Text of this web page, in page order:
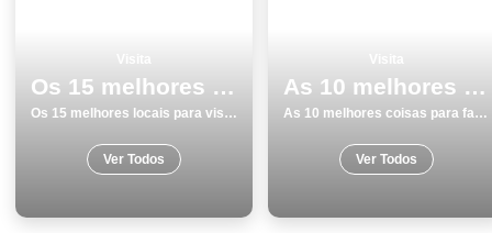
Os 15 melhores locais para visitar em Tavira
Os 15 melhores locais para visitar em Tavira
Ver Todos
As 10 melhores coisas para fazer e visitar em Aljezur
As 10 melhores coisas para fazer e visitar em Aljezur
Ver Todos